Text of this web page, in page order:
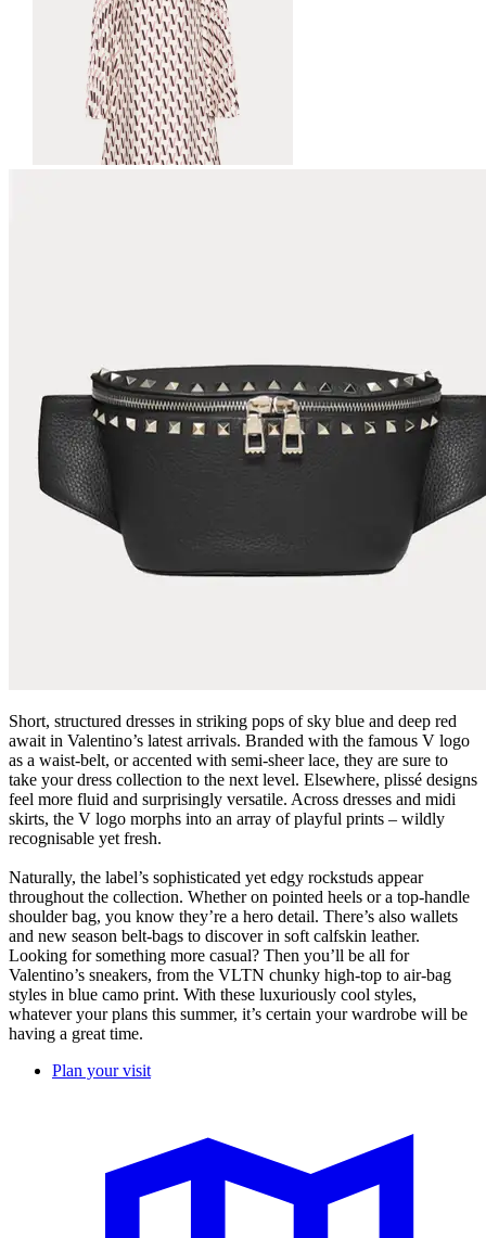
Short, structured dresses in striking pops of sky blue and deep red
await in Valentino’s latest arrivals. Branded with the famous V logo
as a waist-belt, or accented with semi-sheer lace, they are sure to
take your dress collection to the next level. Elsewhere, plissé designs
feel more fluid and surprisingly versatile. Across dresses and midi
skirts, the V logo morphs into an array of playful prints – wildly
recognisable yet fresh.
Naturally, the label’s sophisticated yet edgy rockstuds appear
throughout the collection. Whether on pointed heels or a top-handle
shoulder bag, you know they’re a hero detail. There’s also wallets
and new season belt-bags to discover in soft calfskin leather.
Looking for something more casual? Then you’ll be all for
Valentino’s sneakers, from the VLTN chunky high-top to air-bag
styles in blue camo print. With these luxuriously cool styles,
whatever your plans this summer, it’s certain your wardrobe will be
having a great time.
Plan your visit